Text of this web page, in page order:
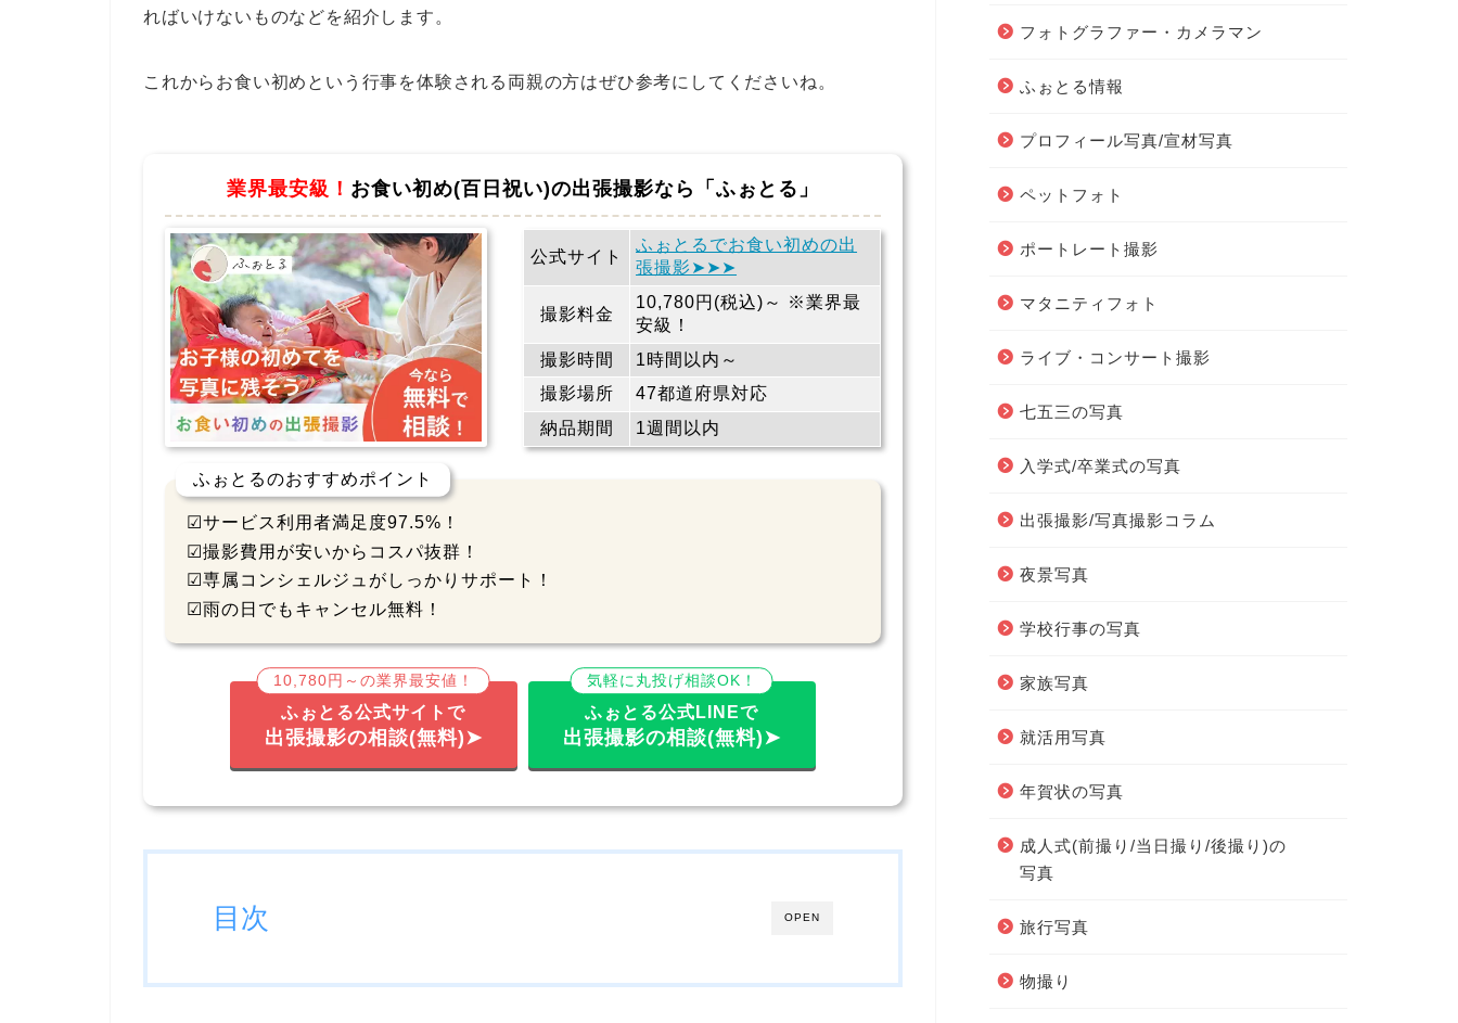
ればいけないものなどを紹介します。
これからお食い初めという行事を体験される両親の方はぜひ参考にしてくださいね。
業界最安級！ お食い初め(百日祝い)の出張撮影なら「ふぉとる」
公式サイト
ふぉとるでお食い初めの出
張撮影➤➤➤
撮影料金
10,780円(税込)～ ※業界最
安級！
撮影時間
1時間以内～
撮影場所
47都道府県対応
納品期間
1週間以内
ふぉとるのおすすめポイント
☑サービス利用者満足度97.5%！
☑撮影費用が安いからコスパ抜群！
☑専属コンシェルジュがしっかりサポート！
☑雨の日でもキャンセル無料！
10,780円～の業界最安値！
ふぉとる公式サイトで
出張撮影の相談(無料)➤
気軽に丸投げ相談OK！
ふぉとる公式LINEで
出張撮影の相談(無料)➤
OPEN
目次
フォトグラファー・カメラマン
ふぉとる情報
プロフィール写真/宣材写真
ペットフォト
ポートレート撮影
マタニティフォト
ライブ・コンサート撮影
七五三の写真
入学式/卒業式の写真
出張撮影/写真撮影コラム
夜景写真
学校行事の写真
家族写真
就活用写真
年賀状の写真
成人式(前撮り/当日撮り/後撮り)の
写真
旅行写真
物撮り